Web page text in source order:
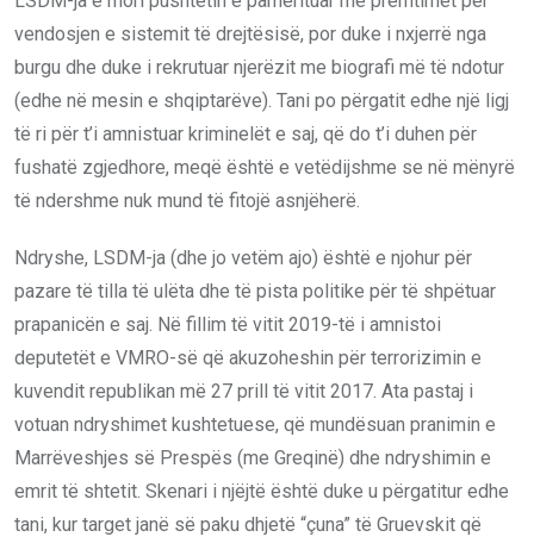
vendosjen e sistemit të drejtësisë, por duke i nxjerrë nga
burgu dhe duke i rekrutuar njerëzit me biografi më të ndotur
(edhe në mesin e shqiptarëve). Tani po përgatit edhe një ligj
të ri për t’i amnistuar kriminelët e saj, që do t’i duhen për
fushatë zgjedhore, meqë është e vetëdijshme se në mënyrë
të ndershme nuk mund të fitojë asnjëherë.
Ndryshe, LSDM-ja (dhe jo vetëm ajo) është e njohur për
pazare të tilla të ulëta dhe të pista politike për të shpëtuar
prapanicën e saj. Në fillim të vitit 2019-të i amnistoi
deputetët e VMRO-së që akuzoheshin për terrorizimin e
kuvendit republikan më 27 prill të vitit 2017. Ata pastaj i
votuan ndryshimet kushtetuese, që mundësuan pranimin e
Marrëveshjes së Prespës (me Greqinë) dhe ndryshimin e
emrit të shtetit. Skenari i njëjtë është duke u përgatitur edhe
tani, kur target janë së paku dhjetë “çuna” të Gruevskit që